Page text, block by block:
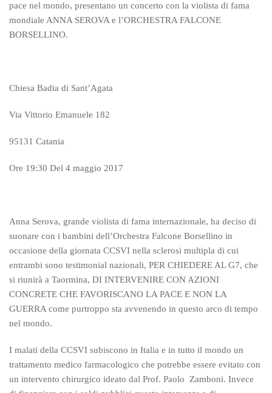
pace nel mondo, presentano un concerto con la violista di fama
mondiale ANNA SEROVA e l’ORCHESTRA FALCONE
BORSELLINO.
Chiesa Badia di Sant’Agata
Via Vittorio Emanuele 182
95131 Catania
Ore 19:30 Del 4 maggio 2017
Anna Serova, grande violista di fama internazionale, ha deciso di
suonare con i bambini dell’Orchestra Falcone Borsellino in
occasione della giornata CCSVI nella sclerosi multipla di cui
entrambi sono testimonial nazionali, PER CHIEDERE AL G7, che
si riunirà a Taormina, DI INTERVENIRE CON AZIONI
CONCRETE CHE FAVORISCANO LA PACE E NON LA
GUERRA come purtroppo sta avvenendo in questo arco di tempo
nel mondo.
I malati della CCSVI subiscono in Italia e in tutto il mondo un
trattamento medico farmacologico che potrebbe essere evitato con
un intervento chirurgico ideato dal Prof. Paolo Zamboni. Invece